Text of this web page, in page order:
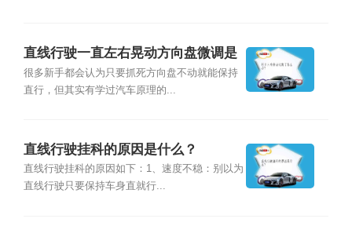
直线行驶一直左右晃动方向盘微调是
什么原因？
很多新手都会认为只要抓死方向盘不动就能保持
直行，但其实有学过汽车原理的...
直线行驶挂科的原因是什么？
直线行驶挂科的原因如下：1、速度不稳：别以为
直线行驶只要保持车身直就行...